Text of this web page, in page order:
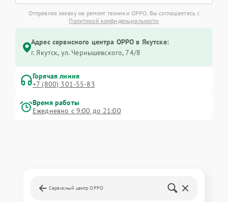
Отправляя заявку на ремонт техники OPPO, Вы соглашаетесь с
Политикой конфиденциальности
Адрес сервисного центра OPPO в Якутске:
г. Якутск, ул. Чернышевского, 74/8
Горячая линия
+7 (800) 301-55-83
Время работы
Ежедневно с 9:00 до 21:00
Сервисный центр OPPO